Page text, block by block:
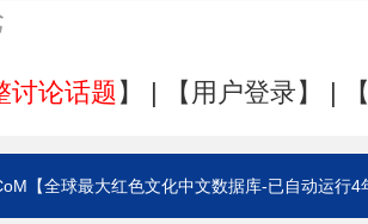
讨论话题】 | 【 用户登录】 |
【全球最大红色文化中文数据库-已自动运行4